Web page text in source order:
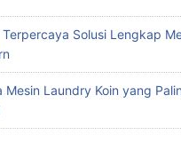
Solusi Lengkap
Mesin Laundry Koin yang